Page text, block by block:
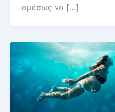
αμέσως να […]